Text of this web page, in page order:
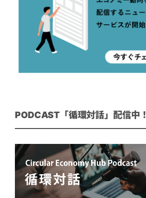
PODCAST「循環対話」配信中！